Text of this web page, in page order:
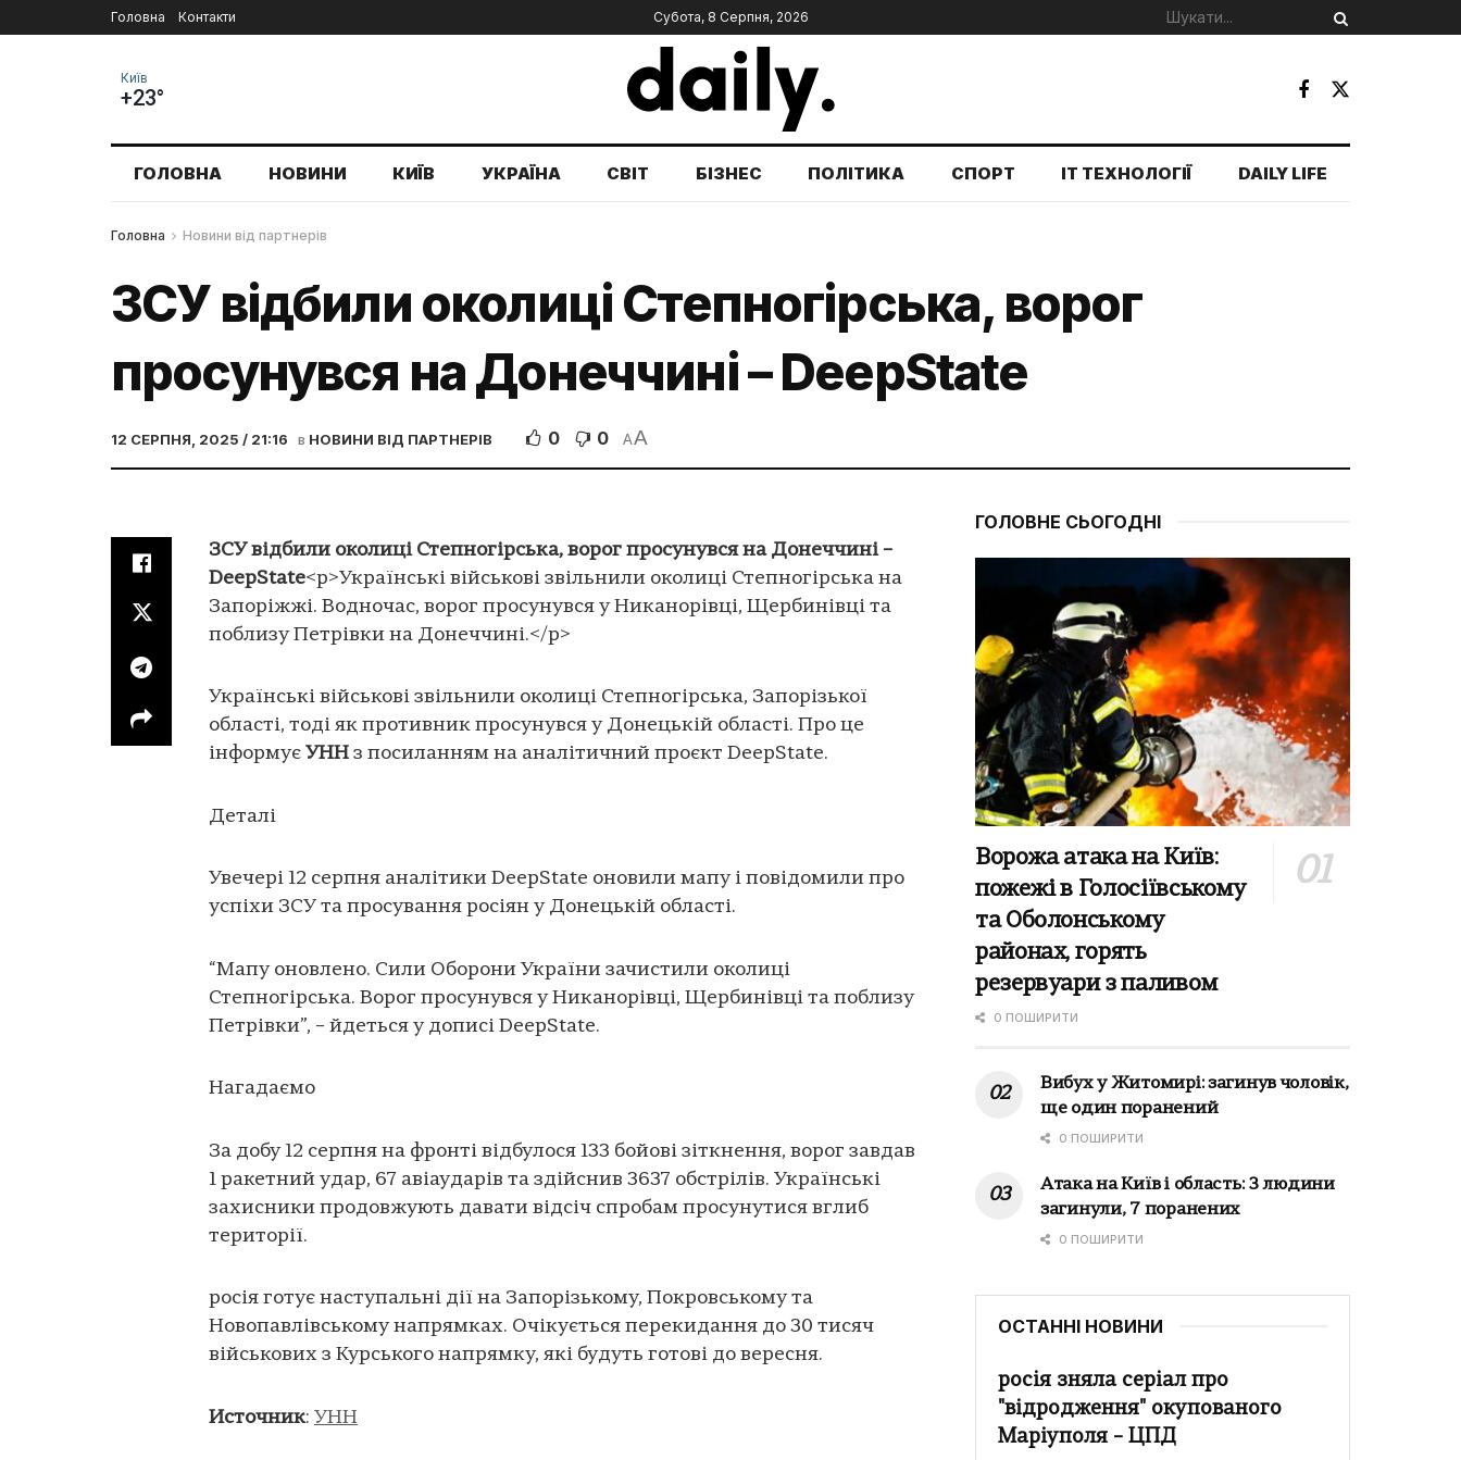
Головна Контакти Субота, 8 Серпня, 2026
Київ
+23°
ГОЛОВНА НОВИНИ КИЇВ УКРАЇНА СВІТ БІЗНЕС ПОЛІТИКА СПОРТ IT ТЕХНОЛОГІЇ DAILY LIFE
Головна Новини від партнерів
ЗСУ відбили околиці Степногірська, ворог
просунувся на Донеччині – DeepState
12 СЕРПНЯ, 2025 / 21:16 в НОВИНИ ВІД ПАРТНЕРІВ 0 0 AA
ЗСУ відбили околиці Степногірська, ворог просунувся на Донеччині –
DeepState<p>Українські військові звільнили околиці Степногірська на
Запоріжжі. Водночас, ворог просунувся у Никанорівці, Щербинівці та
поблизу Петрівки на Донеччині.</p>
Українські військові звільнили околиці Степногірська, Запорізької
області, тоді як противник просунувся у Донецькій області. Про це
інформує УНН з посиланням на аналітичний проєкт DeepState.
Деталі
Увечері 12 серпня аналітики DeepState оновили мапу і повідомили про
успіхи ЗСУ та просування росіян у Донецькій області.
“Мапу оновлено. Сили Оборони України зачистили околиці
Степногірська. Ворог просунувся у Никанорівці, Щербинівці та поблизу
Петрівки”, – йдеться у дописі DeepState.
Нагадаємо
За добу 12 серпня на фронті відбулося 133 бойові зіткнення, ворог завдав
1 ракетний удар, 67 авіаударів та здійснив 3637 обстрілів. Українські
захисники продовжують давати відсіч спробам просунутися вглиб
території.
росія готує наступальні дії на Запорізькому, Покровському та
Новопавлівському напрямках. Очікується перекидання до 30 тисяч
військових з Курського напрямку, які будуть готові до вересня.
Источник: УНН
ГОЛОВНЕ СЬОГОДНІ
Ворожа атака на Київ:
пожежі в Голосіївському
та Оболонському
районах, горять
резервуари з паливом
0 ПОШИРИТИ
Вибух у Житомирі: загинув чоловік,
ще один поранений
0 ПОШИРИТИ
Атака на Київ і область: 3 людини
загинули, 7 поранених
0 ПОШИРИТИ
ОСТАННІ НОВИНИ
росія зняла серіал про
"відродження" окупованого
Маріуполя – ЦПД